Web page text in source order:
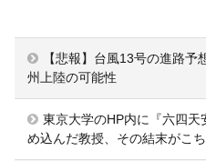
【悲報】台風13号の進路
州上陸の可能性
東京大学のHP内に『六四
め込んだ教授、その結末がこ